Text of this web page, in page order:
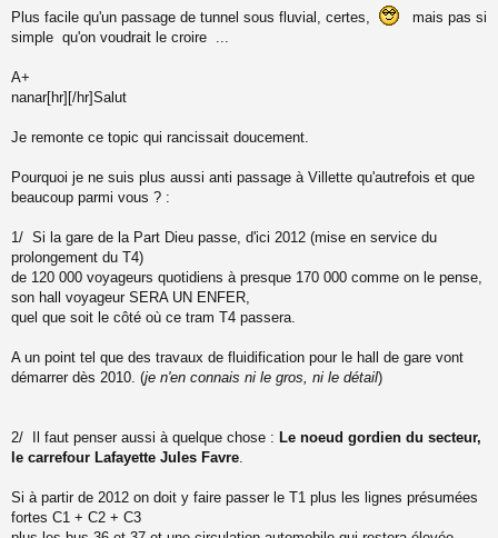
l
u
Plus facile qu'un passage de tunnel sous fluvial, certes,
mais pas si
simple qu'on voudrait le croire ...
A+
nanar[hr][/hr]Salut
Je remonte ce topic qui rancissait doucement.
Pourquoi je ne suis plus aussi anti passage à Villette qu'autrefois et que
beaucoup parmi vous ? :
1/ Si la gare de la Part Dieu passe, d'ici 2012 (mise en service du
prolongement du T4)
de 120 000 voyageurs quotidiens à presque 170 000 comme on le pense,
son hall voyageur SERA UN ENFER,
quel que soit le côté où ce tram T4 passera.
A un point tel que des travaux de fluidification pour le hall de gare vont
démarrer dès 2010. (je n'en connais ni le gros, ni le détail)
2/ Il faut penser aussi à quelque chose : Le noeud gordien du secteur,
le carrefour Lafayette Jules Favre
Si à partir de 2012 on doit y faire passer le T1 plus les lignes présumées
fortes C1 + C2 + C3